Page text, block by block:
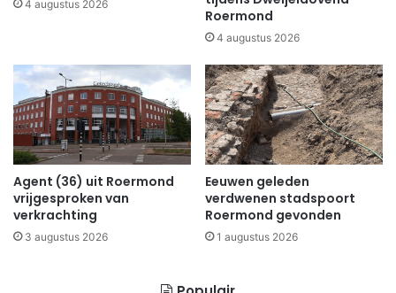
4 augustus 2026
Roermond
4 augustus 2026
Agent (36) uit Roermond
vrijgesproken van
verkrachting
3 augustus 2026
Eeuwen geleden
verdwenen stadspoort
Roermond gevonden
1 augustus 2026